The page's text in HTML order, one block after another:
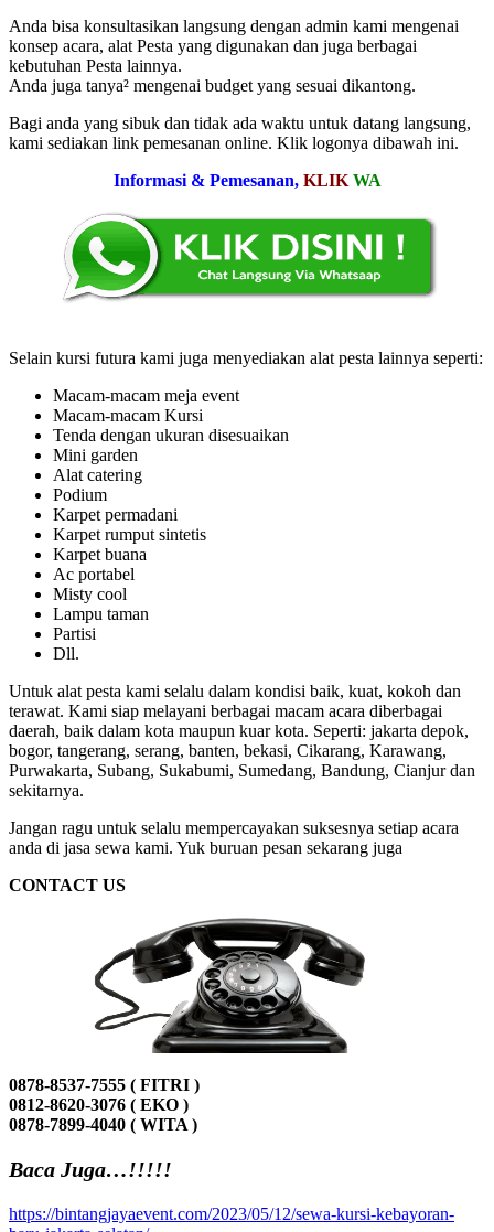
Anda bisa konsultasikan langsung dengan admin kami mengenai
konsep acara, alat Pesta yang digunakan dan juga berbagai
kebutuhan Pesta lainnya.
Anda juga tanya² mengenai budget yang sesuai dikantong.
Bagi anda yang sibuk dan tidak ada waktu untuk datang langsung,
kami sediakan link pemesanan online. Klik logonya dibawah ini.
Informasi & Pemesanan, KLIK WA
Selain kursi futura kami juga menyediakan alat pesta lainnya seperti:
Macam-macam meja event
Macam-macam Kursi
Tenda dengan ukuran disesuaikan
Mini garden
Alat catering
Podium
Karpet permadani
Karpet rumput sintetis
Karpet buana
Ac portabel
Misty cool
Lampu taman
Partisi
Dll.
Untuk alat pesta kami selalu dalam kondisi baik, kuat, kokoh dan
terawat. Kami siap melayani berbagai macam acara diberbagai
daerah, baik dalam kota maupun kuar kota. Seperti: jakarta depok,
bogor, tangerang, serang, banten, bekasi, Cikarang, Karawang,
Purwakarta, Subang, Sukabumi, Sumedang, Bandung, Cianjur dan
sekitarnya.
Jangan ragu untuk selalu mempercayakan suksesnya setiap acara
anda di jasa sewa kami. Yuk buruan pesan sekarang juga
CONTACT US
0878-8537-7555 ( FITRI )
0812-8620-3076 ( EKO )
0878-7899-4040 ( WITA )
Baca Juga…!!!!!
https://bintangjayaevent.com/2023/05/12/sewa-kursi-kebayoran-